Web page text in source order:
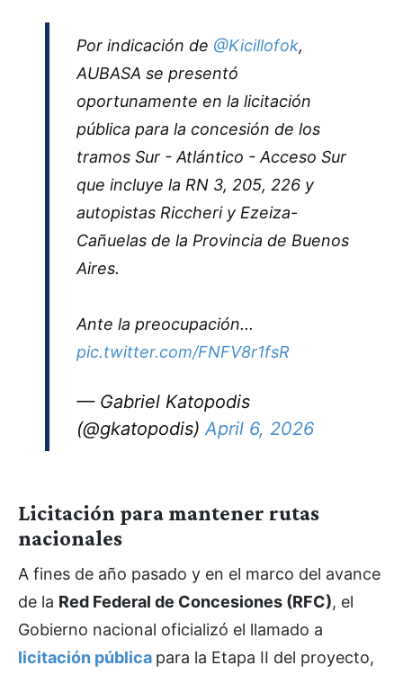
Por indicación de @Kicillofok,
AUBASA se presentó
oportunamente en la licitación
pública para la concesión de los
tramos Sur - Atlántico - Acceso Sur
que incluye la RN 3, 205, 226 y
autopistas Riccheri y Ezeiza-
Cañuelas de la Provincia de Buenos
Aires.
Ante la preocupación...
pic.twitter.com/FNFV8r1fsR
— Gabriel Katopodis
(@gkatopodis) April 6, 2026
Licitación para mantener rutas
nacionales
A fines de año pasado y en el marco del avance
de la Red Federal de Concesiones (RFC), el
Gobierno nacional oficializó el llamado a
licitación pública para la Etapa II del proyecto,